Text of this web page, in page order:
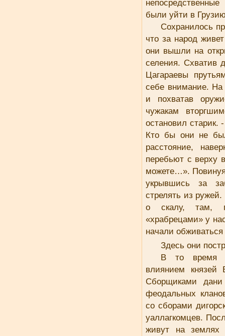
были уйти в
Сохранилось
что за народ
они вышли на
селения. Схватив
Цагараевы
себе внимание. На
и похватав
чужакам
остановил
Кто бы они не
расстояние,
перебьют с верху
можете…».
укрывшись за
стрелять из
о скалу, там,
«храбрецами» у
начали
Здесь они
В то время
влиянием
Сборщиками
феодальных
со сборами
уаллагкомцев.
живут на